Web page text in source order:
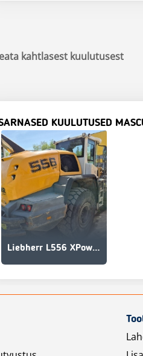
kahtlasest kuulutusest
KUULUTUSED
Liebherr L556 XPower IND (2 hüdraulikaliini)